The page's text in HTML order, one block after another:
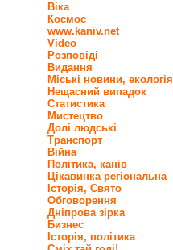
Віка
Космос
www.kaniv.net
Video
Розповіді
Видання
Міські новини, екологія
Нещасний випадок
Статистика
Мистецтво
Долі людські
Транспорт
Війна
Політика, канів
Цікавинка регіональна
Історія, Свято
Обговорення
Дніпрова зірка
Бизнес
Історія, політика